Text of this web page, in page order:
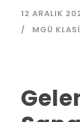
12 ARALIK
MGÜ